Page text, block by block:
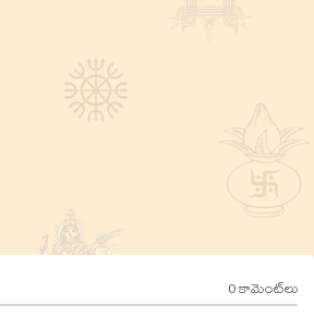
0 కామెంట్‌లు